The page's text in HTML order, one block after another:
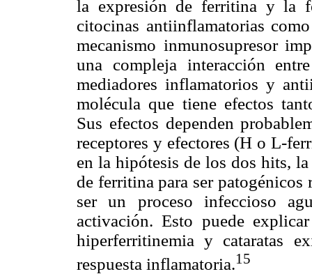
la expresión de ferritina y la
citocinas antiinflamatorias
mecanismo inmunosupresor
una compleja interacción
mediadores inflamatorios y
molécula que tiene efectos
Sus efectos dependen
receptores y efectores (H o L-
en la hipótesis de los dos hits,
de ferritina para ser patogénicos
ser un proceso infeccioso
activación. Esto puede
hiperferritinemia y cataratas
respuesta inflamatoria.15